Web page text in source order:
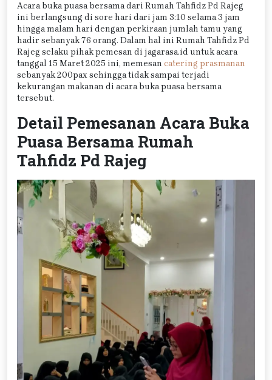
Acara buka puasa bersama dari Rumah Tahfidz Pd Rajeg
ini berlangsung di sore hari dari jam 3:10 selama 3 jam
hingga malam hari dengan perkiraan jumlah tamu yang
hadir sebanyak 76 orang. Dalam hal ini Rumah Tahfidz Pd
Rajeg selaku pihak pemesan di jagarasa.id untuk acara
tanggal 15 Maret 2025 ini, memesan catering prasmanan
sebanyak 200pax sehingga tidak sampai terjadi
kekurangan makanan di acara buka puasa bersama
tersebut.
Detail Pemesanan Acara Buka
Puasa Bersama Rumah
Tahfidz Pd Rajeg